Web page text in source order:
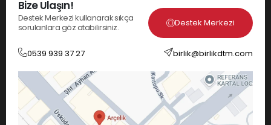
Bize Ulaşın!
Destek Merkezi kullanarak sıkça
sorulanlara göz atabilirsiniz.
Destek Merkezi
0539 939 37 27 birlik@birlikdtm.com